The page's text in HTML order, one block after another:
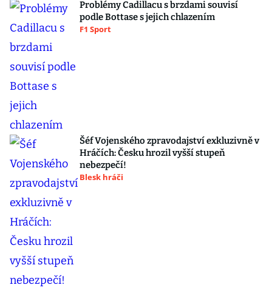
Problémy Cadillacu s brzdami souvisí
podle Bottase s jejich chlazením
F1 Sport
Šéf Vojenského zpravodajství exkluzivně v
Hráčích: Česku hrozil vyšší stupeň
nebezpečí!
Blesk hráči